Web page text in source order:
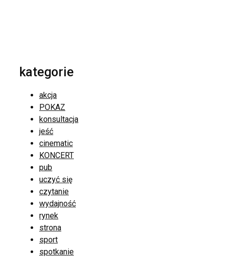
kategorie
akcja
POKAZ
konsultacja
jeść
cinematic
KONCERT
pub
uczyć się
czytanie
wydajność
rynek
strona
sport
spotkanie